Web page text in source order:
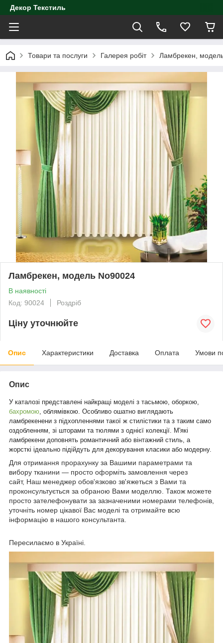
Декор Текстиль
Товари та послуги Галерея робіт Ламбрекен,
Ламбрекен, модель No90024
В наявності
Код: 90024
Роздріб
Ціну уточнюйте
Опис Характеристики Доставка Оплата Умови
Опис
У каталозі представлені найкращі моделі з тасьмою, оборкою,
бахромою , облямівкою. Особливо ошатно виглядають
ламбрекенени з підхопленнями такої ж стилістики та з таким само
оздобленням, зі шторами та тюлями з однієї колекції. М'які
ламбрекени доповнять романтичний або вінтажний стиль, а
жорсткі ідеально підійдуть для декорування класики або модерну.
Для отримання прорахунку за Вашими параметрами та
вибору тканини — просто оформіть замовлення через
сайт, Наш менеджер обов'язково зв'яжеться з Вами та
проконсультується за обраною Вами моделлю. Також можете
просто зателефонувати за зазначеними номерами телефонів,
уточніть номер цікавої Вас моделі та отримайте всю
інформацію в нашого консультанта.
Пересилаємо в Україні.